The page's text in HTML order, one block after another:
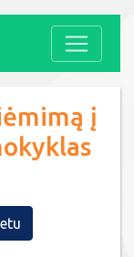
į